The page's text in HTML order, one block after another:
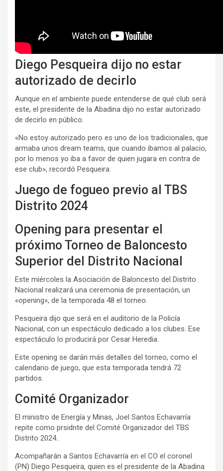
Diego Pesqueira dijo no estar
autorizado de decirlo
Aunque en el ambiente puede entenderse de qué club será
este, el presidente de la Abadina dijo no estar autorizado
de decirlo en público.
«No estoy autorizado pero es uno de los tradicionales, que
armaba unos dream teams, que cuando ibamos al palacio,
por lo menos yo iba a favor de quien jugara en contra de
ese club», recordó Pesqueira.
Juego de fogueo previo al TBS
Distrito 2024
Opening para presentar el
próximo Torneo de Baloncesto
Superior del Distrito Nacional
Este miércoles la Asociación de Baloncesto del Distrito
Nacional realizará una ceremonia de presentación, un
«opening», de la temporada 48 el torneo.
Pesqueira dijo que será en el auditorio de la Policía
Nacional, con un espectáculo dedicado a los clubes. Ese
espectáculo lo producirá por Cesar Heredia.
Este opening se darán más detalles del torneo, como el
calendario de juego, que esta temporada tendrá 72
partidos.
Comité Organizador
El ministro de Energía y Minas, Joel Santos Echavarría
repite como prsidnte del Comité Organizador del TBS
Distrito 2024..
Acompañarán a Santos Echavarría en el CO el coronel
(PN) Diego Pesqueira, quien es el presidente de la Abadina